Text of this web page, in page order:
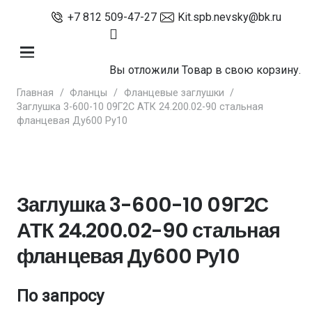
+7 812 509-47-27 Kit.spb.nevsky@bk.ru
Вы отложилиТовар в свою корзину.
Главная / Фланцы / Фланцевые заглушки /
Заглушка 3-600-10 09Г2С АТК 24.200.02-90 стальная
фланцевая Ду600 Ру10
Заглушка 3-600-10 09Г2С
АТК 24.200.02-90 стальная
фланцевая Ду600 Ру10
По запросу